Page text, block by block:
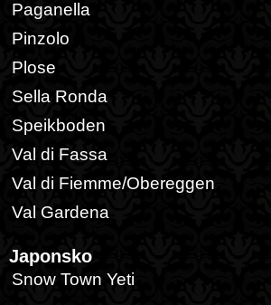
Paganella
Pinzolo
Plose
Sella Ronda
Speikboden
Val di Fassa
Val di Fiemme/Obereggen
Val Gardena
Japonsko
Snow Town Yeti